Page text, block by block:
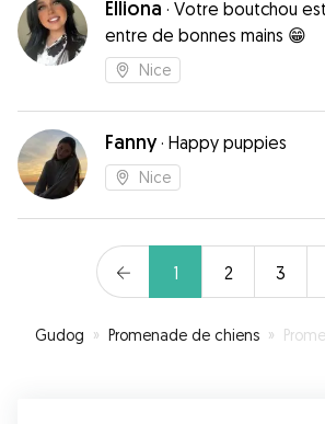
Elliona · Votre boutchou est
entre de bonnes mains 😁
Nice
Fanny· Happy puppies
Nice
1 2 3
Gudog » Promenade de chiens »